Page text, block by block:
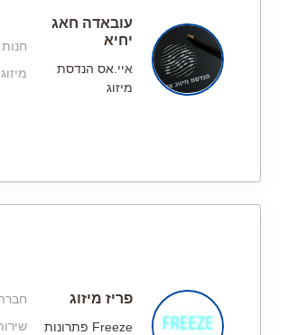
עובאדה חאג
יחיא
איי.אס הנדסת
מיזוג
פריז מיזוג
Freeze פתרונות